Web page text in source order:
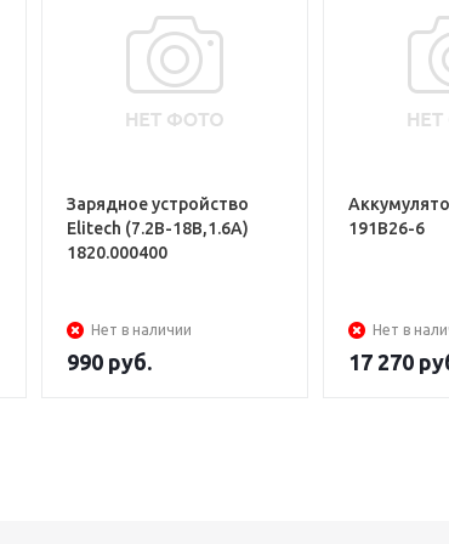
Зарядное устройство
Elitech (7.2В-18В,1.6A)
1820.000400
Нет в наличии
990 руб.
191B26-6
Нет в
17 270